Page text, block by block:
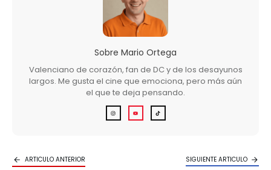
Sobre Mario Ortega
Valenciano de corazón, fan de DC y de los desayunos
largos. Me gusta el cine que emociona, pero más aún
el que te deja pensando.
ARTICULO ANTERIOR SIGUIENTE ARTICULO